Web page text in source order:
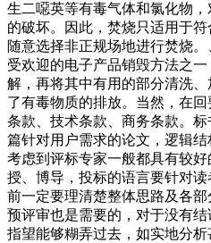
生二噁英等有毒气体和氯化物
的破坏。因此，焚烧只适用于
随意选择非正规场地进行焚烧
受欢迎的电子产品销毁方法之
解，再将其中有用的部分清洗
了有毒物质的排放。当然，在
条款、技术条款、商务条款。
篇针对用户需求的论文，逻辑结
考虑到评标专家一般都具有较
授、博导，投标的语言要针对
前一定要理清楚整体思路及各
预评审也是需要的，对于没有
指望能够糊弄过去，如实地分析